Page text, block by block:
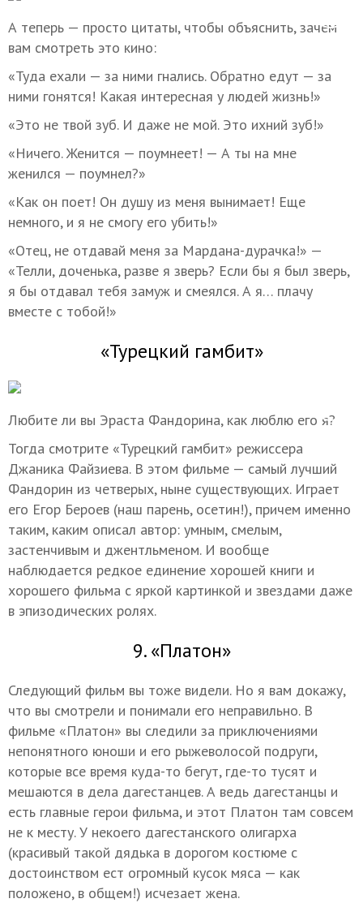
А теперь — просто цитаты, чтобы объяснить, зачем
вам смотреть это кино:
«Туда ехали — за ними гнались. Обратно едут — за
ними гонятся! Какая интересная у людей жизнь!»
«Это не твой зуб. И даже не мой. Это ихний зуб!»
«Ничего. Женится — поумнеет! — А ты на мне
женился — поумнел?»
«Как он поет! Он душу из меня вынимает! Еще
немного, и я не смогу его убить!»
«Отец, не отдавай меня за Мардана-дурачка!» —
«Телли, доченька, разве я зверь? Если бы я был зверь,
я бы отдавал тебя замуж и смеялся. А я… плачу
вместе с тобой!»
«Турецкий гамбит»
Любите ли вы Эраста Фандорина, как люблю его я?
Тогда смотрите «Турецкий гамбит» режиссера
Джаника Файзиева. В этом фильме — самый лучший
Фандорин из четверых, ныне существующих. Играет
его Егор Бероев (наш парень, осетин!), причем именно
таким, каким описал автор: умным, смелым,
застенчивым и джентльменом. И вообще
наблюдается редкое единение хорошей книги и
хорошего фильма с яркой картинкой и звездами даже
в эпизодических ролях.
9. «Платон»
Следующий фильм вы тоже видели. Но я вам докажу,
что вы смотрели и понимали его неправильно. В
фильме «Платон» вы следили за приключениями
непонятного юноши и его рыжеволосой подруги,
которые все время куда-то бегут, где-то тусят и
мешаются в дела дагестанцев. А ведь дагестанцы и
есть главные герои фильма, и этот Платон там совсем
не к месту. У некоего дагестанского олигарха
(красивый такой дядька в дорогом костюме с
достоинством ест огромный кусок мяса — как
положено, в общем!) исчезает жена.